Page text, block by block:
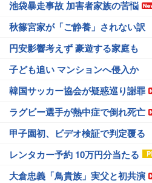
池袋暴走事故 加害者家族の苦悩
秋篠宮家が「ご静養」されない訳
円安影響考えず 豪遊する家庭も
子ども追い マンションへ侵入か
韓国サッカー協会が疑惑巡り謝罪
ラグビー選手が熱中症で倒れ死亡
甲子園初、ビデオ検証で判定覆る
レンタカー予約 10万円分当たる
大倉忠義「鳥貴族」実父と初共演